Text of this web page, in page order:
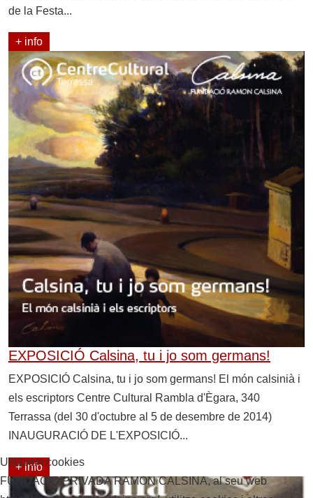
de la Festa...
+ info
EXPOSICIÓ Calsina, tu i jo som germans!
EXPOSICIÓ Calsina, tu i jo som germans! El món calsinià i
els escriptors Centre Cultural Rambla d'Ègara, 340
Terrassa (del 30 d'octubre al 5 de desembre de 2014)
INAUGURACIÓ DE L'EXPOSICIÓ...
+ info
Utilitzem cookies
FUNDACIO PRIVADA RAMON CALSINA, al seu web